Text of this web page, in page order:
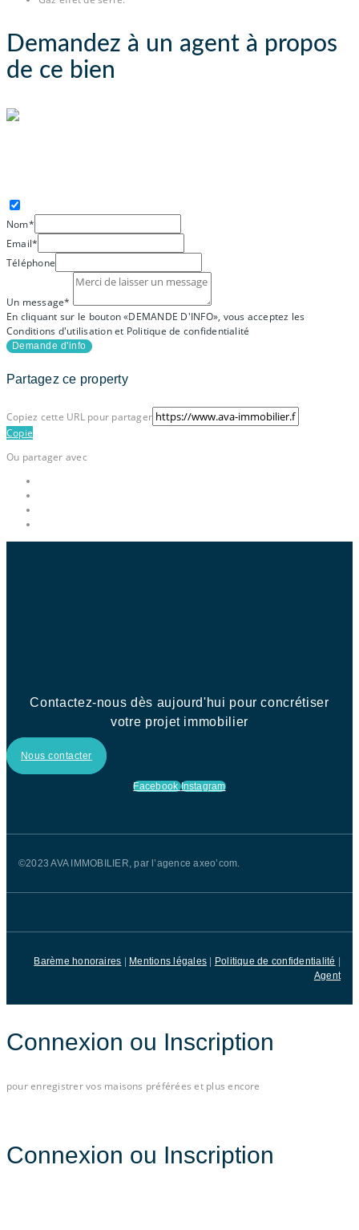
Demandez à un agent à propos
de ce bien
Nom*
Email*
Téléphone
Un message*
En cliquant sur le bouton «DEMANDE D'INFO», vous acceptez les
Conditions d'utilisation et Politique de confidentialité
Demande d'info
Partagez ce property
Copiez cette URL pour partager
Copie
Ou partager avec
Contactez-nous dès aujourd'hui pour concrétiser
votre projet immobilier
Nous contacter
Facebook Instagram
©2023 AVA IMMOBILIER, par l’agence axeo’com.
Barème honoraires Mentions légales Politique de confidentialité
Agent
Connexion ou Inscription
pour enregistrer vos maisons préférées et plus encore
Connexion ou Inscription